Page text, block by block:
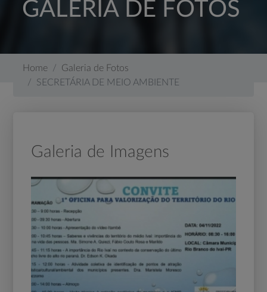
GALERIA DE FOTOS
Home
Galeria de Fotos
SECRETÁRIA DE MEIO AMBIENTE
Galeria de Imagens